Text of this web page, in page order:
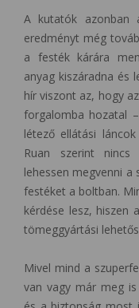
A kutatók azonban
eredményt még
a festék kárára
anyag kiszáradna és
hír viszont az, hogy
forgalomba hozatal
létező ellátási
Ruan szerint nincs
lehessen megvenni
festéket a boltban.
kérdése lesz, hiszen
tömeggyártási
Mivel mind a
van vagy már meg